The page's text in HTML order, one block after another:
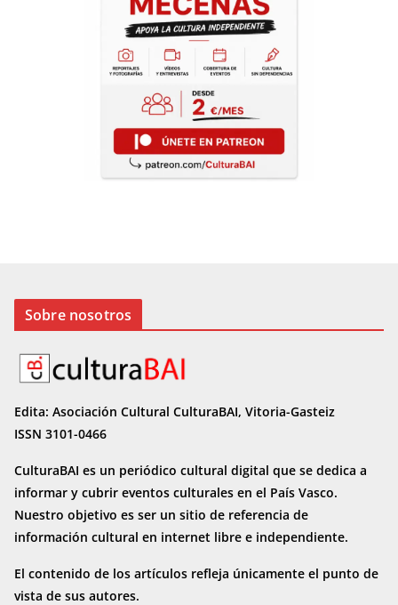
Sobre nosotros
Edita: Asociación Cultural CulturaBAI, Vitoria-Gasteiz
ISSN 3101-0466
CulturaBAI es un periódico cultural digital que se dedica a
informar y cubrir eventos culturales en el País Vasco.
Nuestro objetivo es ser un sitio de referencia de
información cultural en internet libre e independiente.
El contenido de los artículos refleja únicamente el punto de
vista de sus autores.